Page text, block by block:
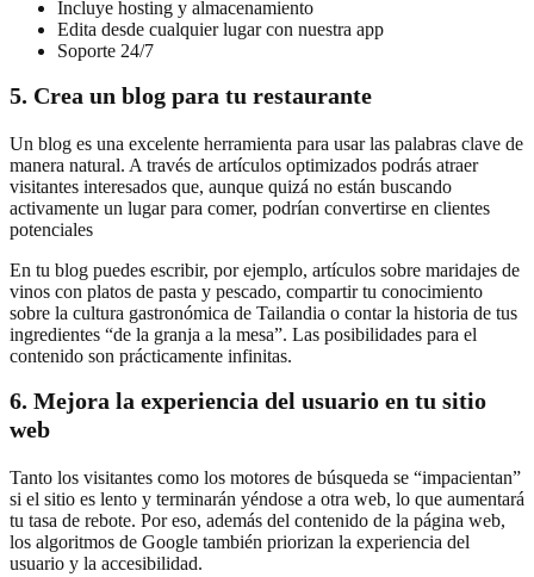
Incluye hosting y almacenamiento
Edita desde cualquier lugar con nuestra app
Soporte 24/7
5. Crea un blog para tu restaurante
Un blog es una excelente herramienta para usar las palabras clave de
manera natural. A través de artículos optimizados podrás atraer
visitantes interesados que, aunque quizá no están buscando
activamente un lugar para comer, podrían convertirse en clientes
potenciales
En tu blog puedes escribir, por ejemplo, artículos sobre maridajes de
vinos con platos de pasta y pescado, compartir tu conocimiento
sobre la cultura gastronómica de Tailandia o contar la historia de tus
ingredientes “de la granja a la mesa”. Las posibilidades para el
contenido son prácticamente infinitas.
6. Mejora la experiencia del usuario en tu sitio
web
Tanto los visitantes como los motores de búsqueda se “impacientan”
si el sitio es lento y terminarán yéndose a otra web, lo que aumentará
tu tasa de rebote. Por eso, además del contenido de la página web,
los algoritmos de Google también priorizan la experiencia del
usuario y la accesibilidad.